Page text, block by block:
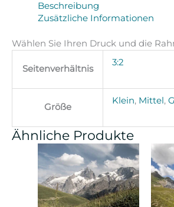
Beschreibung
Zusätzliche Informationen
Wählen Sie Ihren Druck und die
Seitenverhältnis
3:2
Größe
Klein, Mittel ,
Ähnliche Produkte